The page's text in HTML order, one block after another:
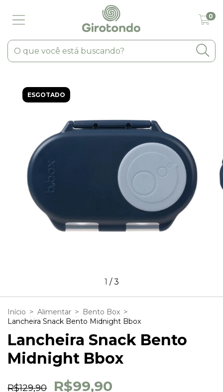
0
ESGOTADO
1 /3
Início > Alimentar > Bento Box >
Lancheira Snack Bento Midnight Bbox
Lancheira Snack Bento
Midnight Bbox
R$129,90 R$99,90